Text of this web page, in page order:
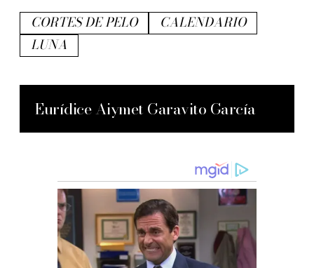
CORTES DE PELO
CALENDARIO
LUNA
Eurídice Aiymet Garavito García